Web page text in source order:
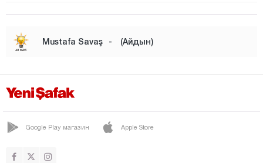
КУЮДЖАК
НАЗИЛЛИ
СОКЕ
СУЛТАНХИСАР
ЙЕНИПАЗАР
Mustafa Savaş - (Айдын)
Google Play магазин Apple Store